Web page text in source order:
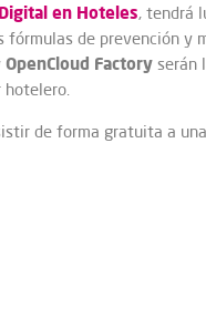
en Hoteles, tendrá
de prevención y
OpenCloud Factory serán
hotelero.
de forma gratuita a